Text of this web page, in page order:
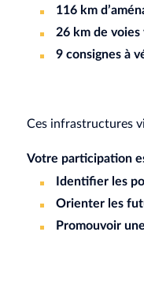
116 km
26 km de voies
9 consignes à
Ces infrastructures
Votre participation
Identifier les
Orienter les
Promouvoir